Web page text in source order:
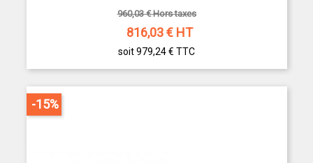
960,03 € Hors taxes
816,03€ HT
soit 979,24 € TTC
-15%